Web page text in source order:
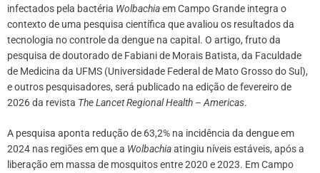
infectados pela bactéria Wolbachiaem Campo Grande integra o
contexto de uma pesquisa científica que avaliou os resultados da
tecnologia no controle da dengue na capital. O artigo, fruto da
pesquisa de doutorado de Fabiani de Morais Batista, da Faculdade
de Medicina da UFMS (Universidade Federal de Mato Grosso do Sul),
e outros pesquisadores, será publicado na edição de fevereiro de
2026 da revista The Lancet Regional Health – Americas.
A pesquisa aponta redução de 63,2% na incidência da dengue em
2024 nas regiões em que a Wolbachiaatingiu níveis estáveis, após a
liberação em massa de mosquitos entre 2020 e 2023. Em Campo